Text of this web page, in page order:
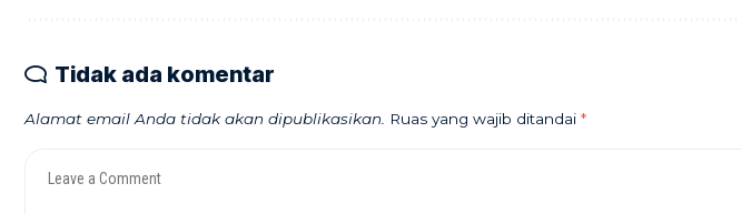
Tidak ada komentar
Alamat email Anda tidak akan dipublikasikan. Ruas yang wajib ditandai *